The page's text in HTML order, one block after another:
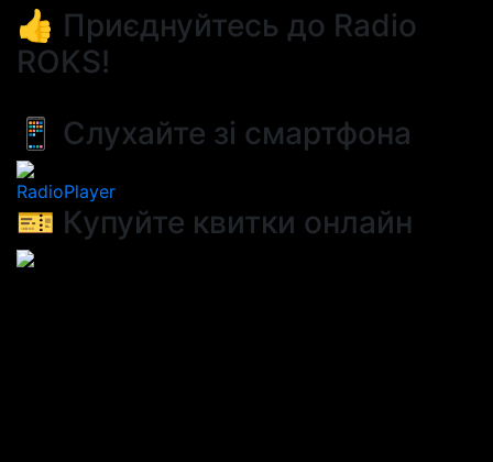
👍 Приєднуйтесь до Radio
ROKS!
📱 Слухайте зі смартфона
RadioPlayer
🎫 Купуйте квитки онлайн